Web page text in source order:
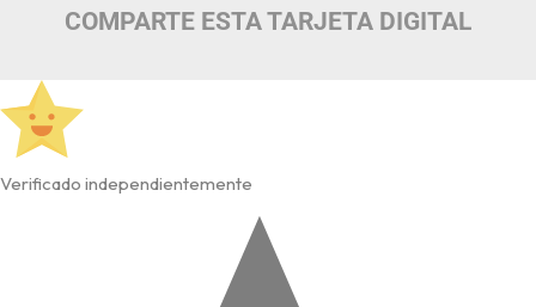
COMPARTE ESTA TARJETA DIGITAL
Verificado independientemente